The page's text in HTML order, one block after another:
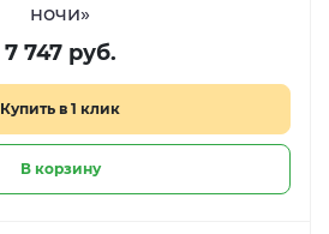
ночи»
7 747 руб.
Купить в 1 клик
В корзину